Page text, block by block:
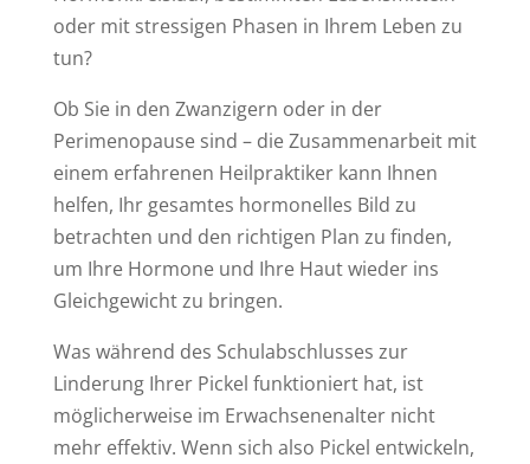
oder mit stressigen Phasen in Ihrem Leben zu
tun?
Ob Sie in den Zwanzigern oder in der
Perimenopause sind – die Zusammenarbeit mit
einem erfahrenen Heilpraktiker kann Ihnen
helfen, Ihr gesamtes hormonelles Bild zu
betrachten und den richtigen Plan zu finden,
um Ihre Hormone und Ihre Haut wieder ins
Gleichgewicht zu bringen.
Was während des Schulabschlusses zur
Linderung Ihrer Pickel funktioniert hat, ist
möglicherweise im Erwachsenenalter nicht
mehr effektiv. Wenn sich also Pickel entwickeln,